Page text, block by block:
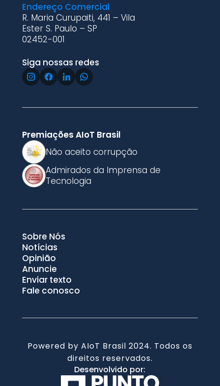
Endereço Comercial
R. Maria Curupaiti, 441 – Vila
Ester S. Paulo – SP
02452-001
Siga nossas redes
Premiações AIoT Brasil
Não aceito corrupção
Admirados da Imprensa de
Tecnologia
Sobre Nós
Notícias
Opinião
Anuncie
Enviar texto
Fale conosco
Powered by AIoT Brasil 2024. Todos os
direitos reservados.
Desenvolvido por: